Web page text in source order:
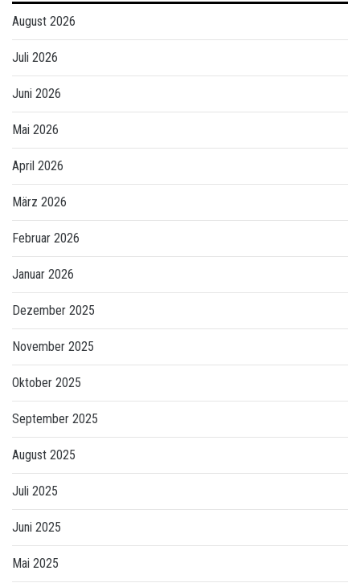
August 2026
Juli 2026
Juni 2026
Mai 2026
April 2026
März 2026
Februar 2026
Januar 2026
Dezember 2025
November 2025
Oktober 2025
September 2025
August 2025
Juli 2025
Juni 2025
Mai 2025